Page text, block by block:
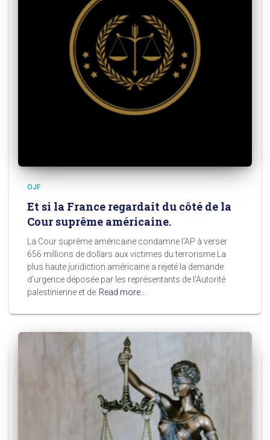
OJF
Et si la France regardait du côté de la
Cour suprême américaine.
La Cour suprême américaine condamne l’AP à verser
656 millions de dollars aux victimes du terrorisme La
plus haute juridiction américaine a rejeté la demande
d’urgence déposée par les représentants de l’Autorité
palestinienne et de Read more…